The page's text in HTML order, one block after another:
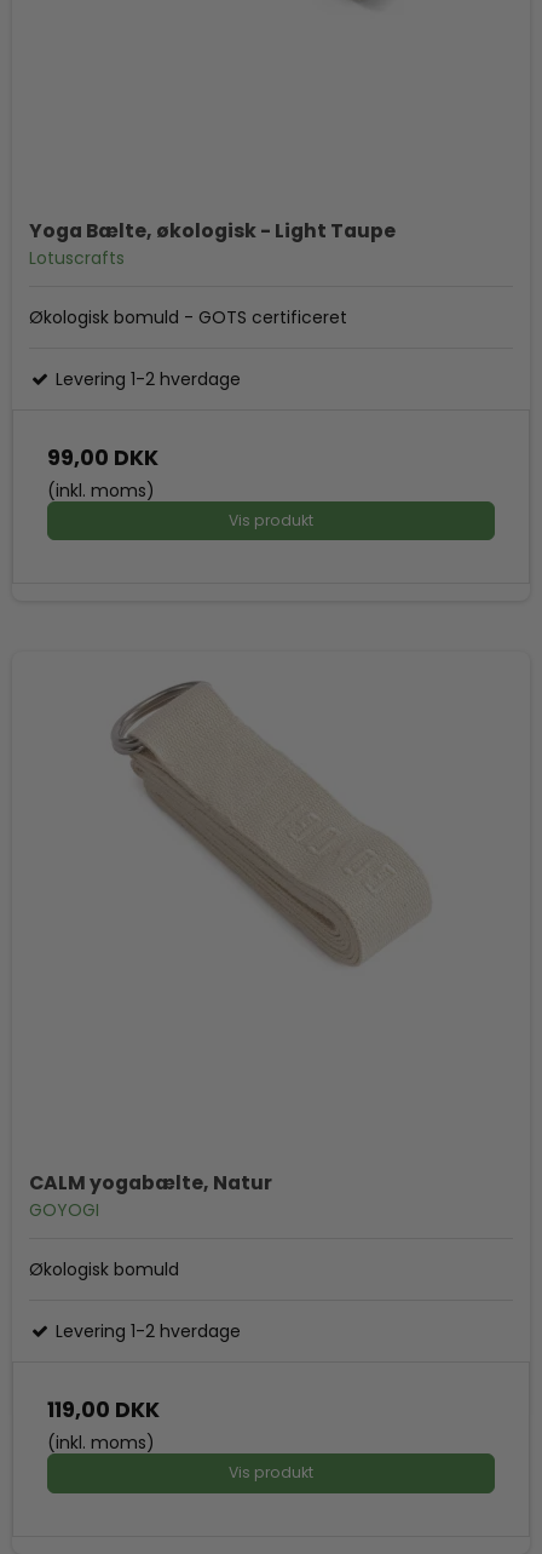
Yoga Bælte, økologisk - Light Taupe
Lotuscrafts
Økologisk bomuld - GOTS certificeret
Levering 1-2 hverdage
99,00 DKK
(inkl. moms)
Vis produkt
CALM yogabælte, Natur
GOYOGI
Økologisk bomuld
Levering 1-2 hverdage
119,00 DKK
(inkl. moms)
Vis produkt